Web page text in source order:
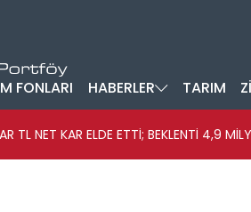
FONLARI HABERLER TARIM
TL NET KAR ELDE ETTİ; BEKLENTİ 4,9